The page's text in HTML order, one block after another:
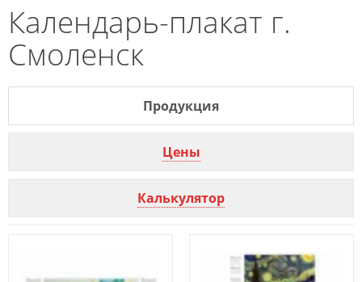
Календарь-плакат г.
Смоленск
Продукция
Цены
Калькулятор